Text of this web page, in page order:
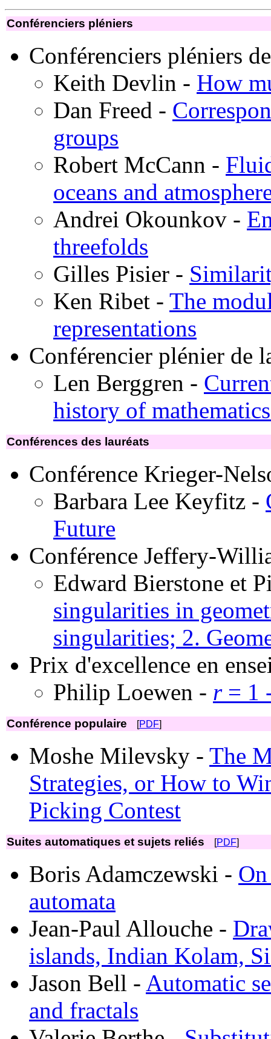
Conférenciers pléniers
Conférenciers pléniers
Keith Devlin - How
Dan Freed -
groups
Robert McCann -
oceans and
Andrei Okounkov -
threefolds
Gilles Pisier -
Ken Ribet - The
representations
Conférencier plénier de
Len Berggren -
history of
Conférences des lauréats
Conférence Krieger-
Barbara Lee Keyfitz -
Future
Conférence Jeffery-
Edward Bierstone et
singularities in
singularities; 2.
Prix d'excellence en
Philip Loewen - r= 1
Conférence populaire [PDF]
Moshe Milevsky - The
Strategies, or How to
Picking Contest
Suites automatiques et sujets reliés [PDF]
Boris Adamczewski -
automata
Jean-Paul Allouche -
islands, Indian Kolam,
Jason Bell - Automatic
and fractals